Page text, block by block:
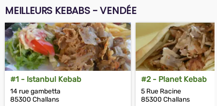
MEILLEURS KEBABS - VENDÉE
#1 - Istanbul Kebab
14 rue gambetta
85300 Challans
#2 - Planet Kebab
5 Rue Racine
85300 Challans